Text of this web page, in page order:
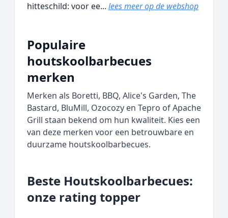
hitteschild: voor ee... lees meer op de webshop
Populaire
houtskoolbarbecues
merken
Merken als Boretti, BBQ, Alice's Garden, The
Bastard, BluMill, Ozocozy en Tepro of Apache
Grill staan bekend om hun kwaliteit. Kies een
van deze merken voor een betrouwbare en
duurzame houtskoolbarbecues.
Beste Houtskoolbarbecues:
onze rating topper